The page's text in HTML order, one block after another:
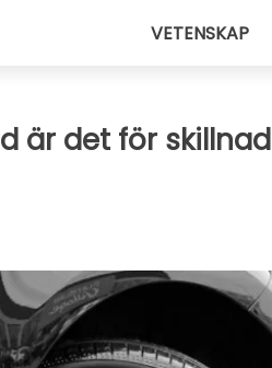
VETENSKAP
är det för skillnad